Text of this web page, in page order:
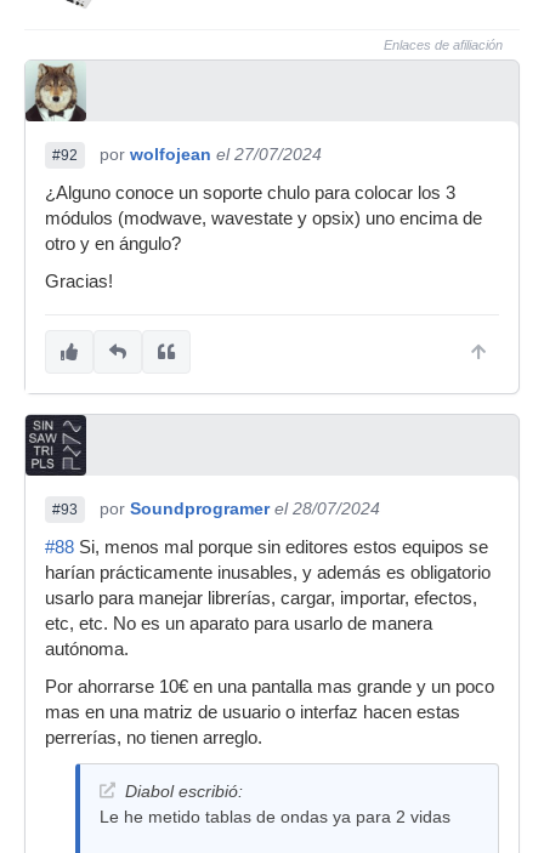
Enlaces de afiliación
#92 por wolfojean el 27/07/2024
¿Alguno conoce un soporte chulo para colocar los 3
módulos (modwave, wavestate y opsix) uno encima de
otro y en ángulo?
Gracias!
#93 por Soundprogramer el 28/07/2024
#88 Si, menos mal porque sin editores estos equipos se
harían prácticamente inusables, y además es obligatorio
usarlo para manejar librerías, cargar, importar, efectos,
etc, etc. No es un aparato para usarlo de manera
autónoma.
Por ahorrarse 10€ en una pantalla mas grande y un poco
mas en una matriz de usuario o interfaz hacen estas
perrerías, no tienen arreglo.
Diabol escribió:
Le he metido tablas de ondas ya para 2 vidas